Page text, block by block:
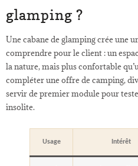
glamping ?
Une cabane de glamping crée une
comprendre pour le client : un
la nature, mais plus confortable
compléter une offre de camping,
servir de premier module pour
insolite.
Usage Intérêt